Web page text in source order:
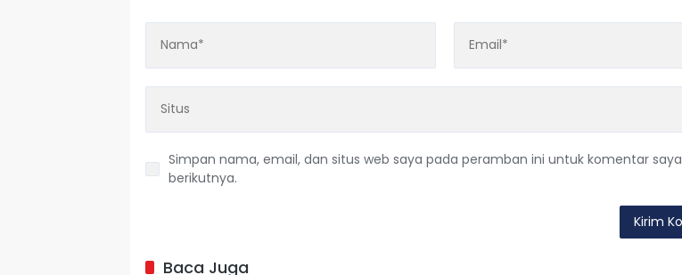
Simpan nama, email, dan situs web saya pada peramban ini untuk komentar saya
berikutnya.
Baca Juga